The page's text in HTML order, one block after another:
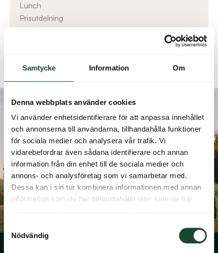
Samtycke Information Om
Denna webbplats använder cookies
Vi använder enhetsidentifierare för att anpassa innehållet
och annonserna till användarna, tillhandahålla funktioner
för sociala medier och analysera vår trafik. Vi
vidarebefordrar även sådana identifierare och annan
information från din enhet till de sociala medier och
annons- och analysföretag som vi samarbetar med.
Dessa kan i sin tur kombinera informationen med annan
information som du har tillhandahållit eller som de har
Nödvändig
Lunch
Prisutdelning